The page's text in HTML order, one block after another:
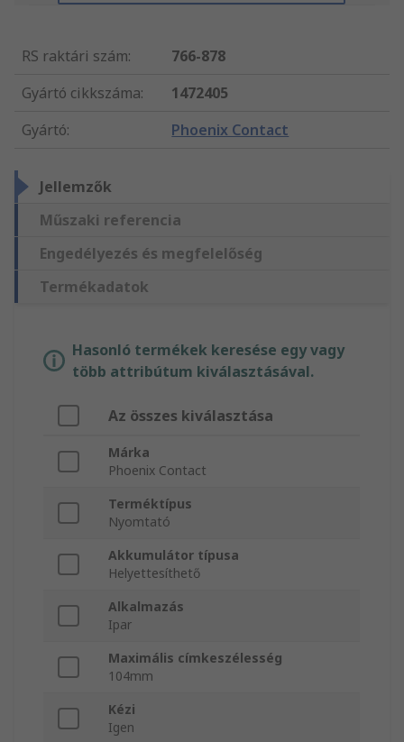
RS raktári szám:
766-878
Gyártó cikkszáma:
1472405
Gyártó: Phoenix Contact
Jellemzők
Műszaki referencia
Engedélyezés és megfelelőség
Termékadatok
Hasonló termékek keresése egy vagy
több attribútum kiválasztásával.
Az összes kiválasztása
Márka
Phoenix Contact
Terméktípus
Nyomtató
Akkumulátor típusa
Helyettesíthető
Alkalmazás
Ipar
Maximális címkeszélesség
104mm
Kézi
Igen